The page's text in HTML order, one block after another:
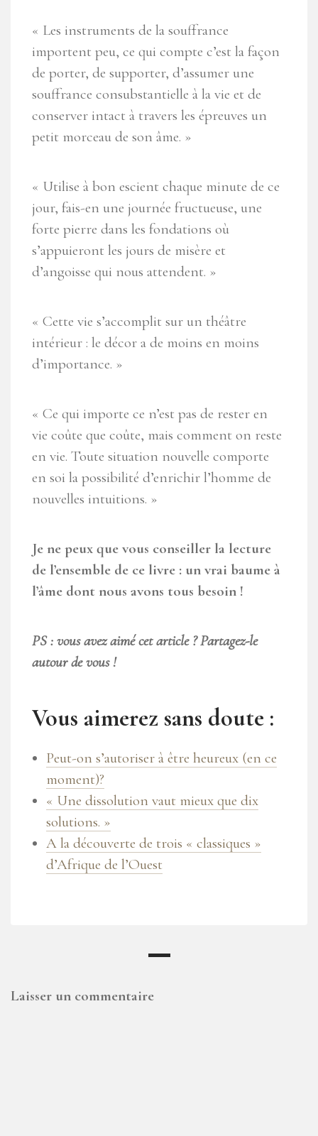
« Les instruments de la souffrance
importent peu, ce qui compte c’est la façon
de porter, de supporter, d’assumer une
souffrance consubstantielle à la vie et de
conserver intact à travers les épreuves un
petit morceau de son âme. »
« Utilise à bon escient chaque minute de ce
jour, fais-en une journée fructueuse, une
forte pierre dans les fondations où
s’appuieront les jours de misère et
d’angoisse qui nous attendent. »
« Cette vie s’accomplit sur un théâtre
intérieur : le décor a de moins en moins
d’importance. »
« Ce qui importe ce n’est pas de rester en
vie coûte que coûte, mais comment on reste
en vie. Toute situation nouvelle comporte
en soi la possibilité d’enrichir l’homme de
nouvelles intuitions. »
Je ne peux que vous conseiller la lecture
de l’ensemble de ce livre : un vrai baume à
l’âme dont nous avons tous besoin !
PS : vous avez aimé cet article ? Partagez-le
autour de vous !
Vous aimerez sans doute :
Peut-on s’autoriser à être heureux (en ce
moment)?
« Une dissolution vaut mieux que dix
solutions. »
A la découverte de trois « classiques »
d’Afrique de l’Ouest
Laisser un commentaire